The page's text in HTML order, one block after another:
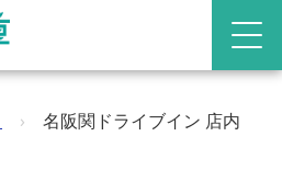
›
名阪関ドライブイン 店内